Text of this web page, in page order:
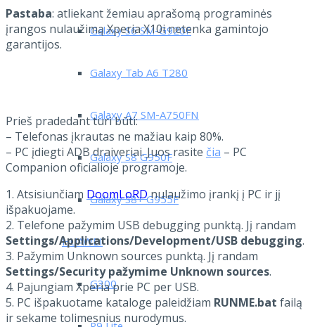
Galaxy S6 SM-G920F
Galaxy Tab A6 T280
Galaxy A7 SM-A750FN
Galaxy S8 G950F
Galaxy S8+ G955F
HUAWEI
G300
Pastaba: atliekant žemiau aprašomą programinės
įrangos nulaužimą Xperia X10i netenka gamintojo
garantijos.
Prieš pradedant turi būti:
– Telefonas įkrautas ne mažiau kaip 80%.
– PC įdiegti ADB draiveriai. Juos rasite čia – PC
Companion oficialioje programoje.
1. Atsisiunčiam DoomLoRDnulaužimo įrankį į PC ir jį
išpakuojame.
2. Telefone pažymim USB debugging punktą. Jį randam
Settings/Applications/Development/USB debugging.
3. Pažymim Unknown sources punktą. Jį randam
Settings/Security pažymime Unknown sources.
4. Pajungiam Xperia prie PC per USB.
5. PC išpakuotame kataloge paleidžiam RUNME.bat failą
ir sekame tolimesnius nurodymus.